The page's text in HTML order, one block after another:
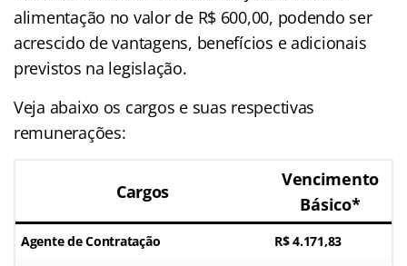
alimentação no valor de R$ 600,00, podendo ser
acrescido de vantagens, benefícios e adicionais
previstos na legislação.
Veja abaixo os cargos e suas respectivas
remunerações:
Cargos
Vencimento
Básico*
Agente de Contratação R$ 4.171,83